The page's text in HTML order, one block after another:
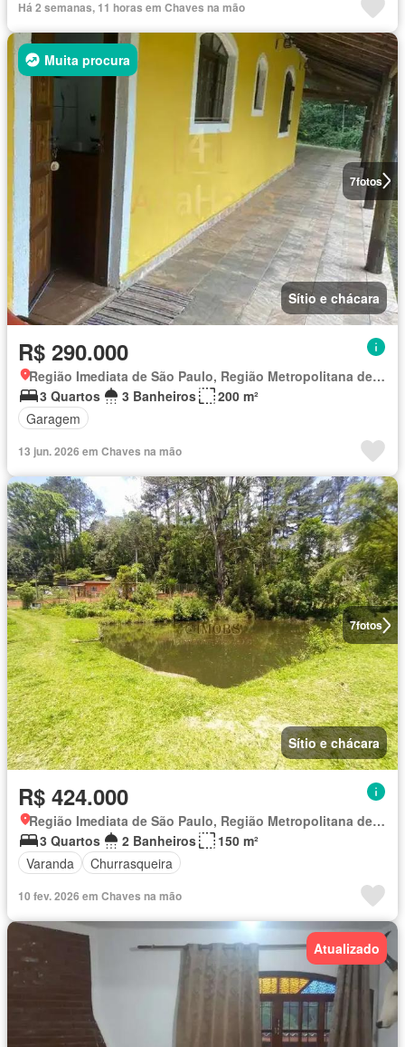
Há 2 semanas, 11 horas em Chaves na mão
7fotos
Muita procura
Sítio e chácara
R$ 290.000
Região Imediata de São Paulo, Região Metropolitana de São Paulo
3 Quartos
3 Banheiros
200 m²
Garagem
13 jun. 2026 em Chaves na mão
7fotos
Sítio e chácara
R$ 424.000
Região Imediata de São Paulo, Região Metropolitana de São Paulo
3 Quartos
2 Banheiros
150 m²
Varanda
Churrasqueira
10 fev. 2026 em Chaves na mão
Atualizado